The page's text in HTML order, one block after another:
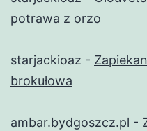
potrawa z orzo
starjackioaz -
brokułowa
ambar.bydgoszcz.pl -